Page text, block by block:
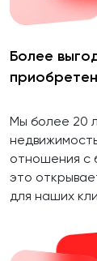
Более
Мы более 20
отношения с
это
для наших